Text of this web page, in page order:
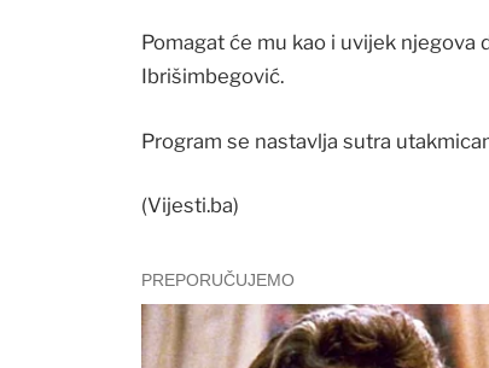
Pomagat će mu kao i uvijek njegova
Ibrišimbegović.
Program se nastavlja sutra
(Vijesti.ba)